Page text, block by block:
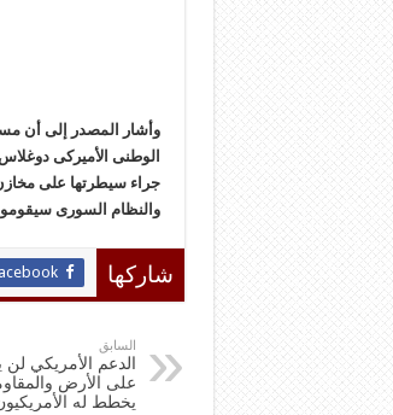
وأشار المصدر إلى أن
الوطنی الأمیرکی
جراء سیطرتها على
والنظام السوری
شاركها
السابق
الدعم الأمريكي لن
على الأرض
يخطط له